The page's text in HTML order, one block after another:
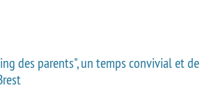
des parents", un temps convivial et de